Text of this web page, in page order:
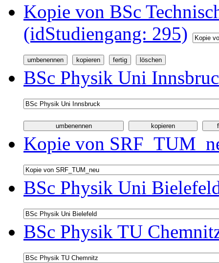
Kopie von BSc
(idStudiengang: 295)
BSc Physik Uni
Kopie von
BSc Physik Uni
BSc Physik TU